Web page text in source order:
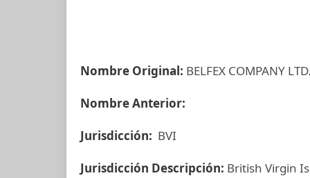
Nombre Original: BELFEX COMPANY LTD.
Nombre Anterior:
Jurisdicción: BVI
Jurisdicción Descripción: British Virgin